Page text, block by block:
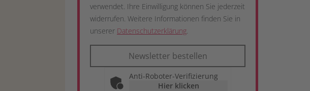
verwendet. Ihre Einwilligung können Sie jederzeit
widerrufen. Weitere Informationen finden Sie in
unserer Datenschutzerklärung.
Newsletter bestellen
Anti-Roboter-Verifizierung
Hier klicken